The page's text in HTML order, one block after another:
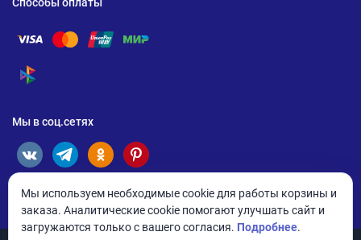
Помощь по оплате Visa
Помощь по оплате Mastercard
Помощь по оплате UnionPay
Помощь по оплате Мир
Помощь по оплате СБП
Мы в соц.сетях
Мы используем необходимые cookie для работы корзины и
заказа. Аналитические cookie помогают улучшать сайт и
загружаются только с вашего согласия. Подробнее.